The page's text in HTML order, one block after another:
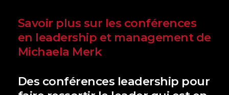
Savoir plus sur les conférences
en leadership et management de
Michaela Merk
Des conférences leadership pour